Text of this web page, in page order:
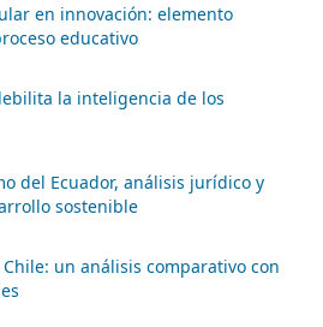
en innovación: elemento
educativo
la inteligencia de los
del Ecuador, análisis jurídico y
sostenible
un análisis comparativo con